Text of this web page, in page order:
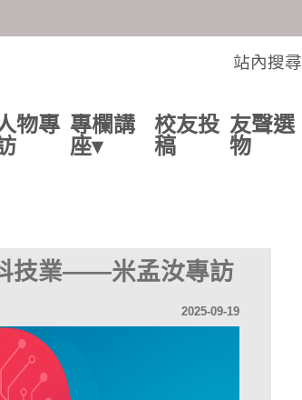
物專 專欄講
座▾
校友投
稿
友聲選
物
站內搜尋
技業——米孟汝專訪
2025-09-19